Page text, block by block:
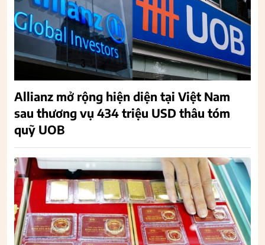
Allianz mở rộng hiện diện tại Việt Nam
sau thương vụ 434 triệu USD thâu tóm
quỹ UOB